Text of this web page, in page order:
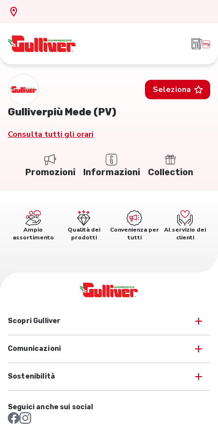
Seleziona
Gulliverpiù Mede (PV)
Consulta tutti gli orari
Promozioni Informazioni Collection
Ampio
assortimento
Qualità dei
prodotti
Convenienza per
tutti
Al servizio dei
clienti
Scopri Gulliver
Comunicazioni
Sostenibilità
Seguici anche sui social